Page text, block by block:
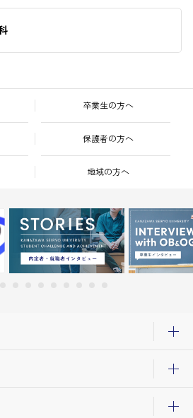
卒業生の方へ
保護者の方へ
地域の方へ